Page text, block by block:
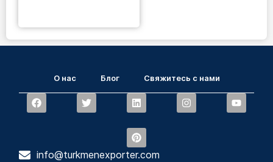
О нас Блог Свяжитесь с нами
info@turkmenexporter.com